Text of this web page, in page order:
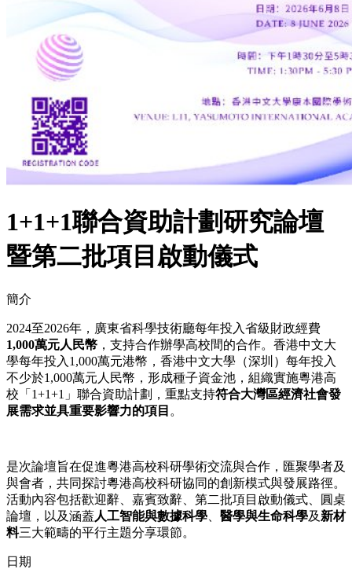
1+1+1聯合資助計劃研究論壇
暨第二批項目啟動儀式
簡介
2024至2026年，廣東省科學技術廳每年投入省級財政經費
1,000萬元人民幣 ，支持合作辦學高校間的合作。香港中文大
學每年投入1,000萬元港幣，香港中文大學（深圳）每年投入
不少於1,000萬元人民幣，形成種子資金池，組織實施粵港高
校「1+1+1」聯合資助計劃，重點支持符合大灣區經濟社會發
展需求並具重要影響力的項目 。
是次論壇旨在促進粵港高校科研學術交流與合作，匯聚學者及
與會者，共同探討粵港高校科研協同的創新模式與發展路徑。
活動內容包括歡迎辭、嘉賓致辭、第二批項目啟動儀式、圓桌
論壇，以及涵蓋人工智能與數據科學 醫學與生命科學及 新材
料三大範疇的平行主題分享環節。
日期